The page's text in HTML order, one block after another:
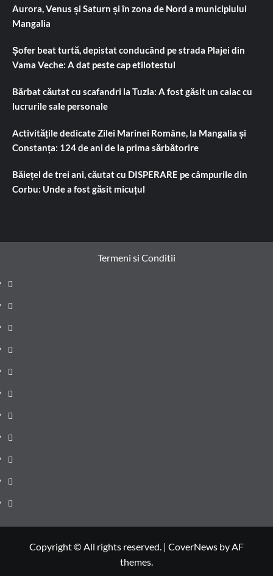
Aurora, Venus și Saturn și în zona de Nord a municipiului
Mangalia
Șofer beat turtă, depistat conducând pe strada Plajei din
Vama Veche: A dat peste cap etilotestul
Bărbat căutat cu scafandri la Tuzla: A fost găsit un caiac cu
lucrurile sale personale
Activitățile dedicate Zilei Marinei Române, la Mangalia și
Constanța: 124 de ani de la prima sărbătorire
Băiețel de trei ani, căutat cu DISPERARE pe câmpurile din
Corbu: Unde a fost găsit micuțul
Termeni si Conditii
Prima
pagină
Știri
de
ultima
Administrație
locală
Actualitate
Justiție
Cultura
Sănătate
Litoral
Joburi
Politică
Comunicate
Copyright © All rights reserved. | CoverNews by AF
themes.